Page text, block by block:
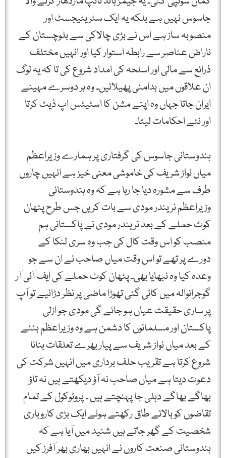
جاسوس نہیں ہے بلکہ یہ ایک سٹریٹیجسٹ اور
منصوبہ ساز ہے اس نے بڑی چالاکی سے بلوچستان کے
ناراض عناصر سے رابطہ استوار کیا اور انہیں مختلف
ذرائع سے مالی اور اسلحہ کی امداد شروع کی تا کہ یہ لوگ
ان علاقوں میں بدامنی پھیلائیں۔ وہ ہر دوسرے مہینے
ایران جاتا جہاں وہ اپنے مشن کا اسٹیٹس اپ ڈیٹ کرتا
اور نئے احکامات لیتا۔
ہندوستانی جاسوس کی گرفتاری پر ہمارے وزیراعظم
میاں نواز شریف کی خاموشی معنی خیز ہے انہیں چاروں
طرف سے مشورہ دیا جا رہا ہے کہ وہ ہندوستانی
وزیراعظم نریندر مودی سے بات کریں جس طرح پٹھان
کوٹ حملے کے بعد نریندر مودی نے پاکستانی ہم
منصب کو اس وقت کال کی جب وہ سری لنکا کے
دورے پر تھے تو اس وقت میاں صاحب نے ان سے جو
وعدہ کیا وہ نبھایا بھی۔ پٹھان کوٹ حملے کی ایف آئی آر
گوجرانوالہ میں کاٹی گئی تھوڑا ماضی پر نظر دڑائیے تو آپ
پر ساری حقیقت عیاں ہو جائے گی مودی جو ازلی
پاکستان اور مسلمانوں کا دشمن ہے وہ وزیراعظم بننے
کے بعد میاں نواز شریف سے پیار بھرے تعلقات بنانا
شروع کرتا ہے تقریب حلف برداری میں انہیں شرکت کی
دعوت دیتا ہے میاں صاحب نہ آؤ دیکھتے ہیں نہ تاؤ
بھاگے بھاگے دہلی جا پہنچتے ہیں ۔ پروٹوکول کے تمام
تقاضوں کو بالائے طاق رکھتے ہوئے ایک بڑی کاروباری
شخصیت کے گھر جاتے ہیں شنید میں آیا ہے کہ
ہندوستانی صنعت کاروں نے انہیں بھاری بھر آفرز کیں